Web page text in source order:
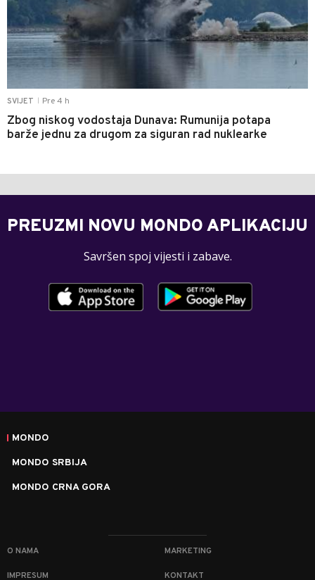
SVIJET Pre 4 h
Zbog niskog vodostaja Dunava: Rumunija potapa
barže jednu za drugom za siguran rad nuklearke
PREUZMI NOVU MONDO APLIKACIJU
Savršen spoj vijesti i zabave.
MONDO
MONDO SRBIJA
MONDO CRNA GORA
O NAMA MARKETING
IMPRESUM KONTAKT